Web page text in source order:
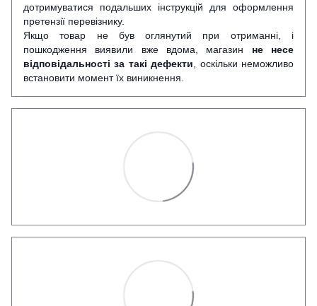
дотримуватися подальших інструкцій для оформлення
претензії перевізнику.
Якщо товар не був оглянутий при отриманні, і
пошкодження виявили вже вдома, магазин не несе
відповідальності за такі дефекти, оскільки неможливо
встановити момент їх виникнення.